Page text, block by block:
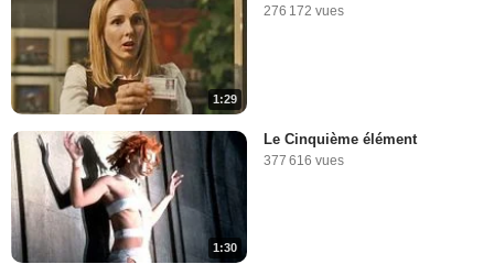
1:29
276 172 vues
1:30
Le Cinquième élément
377 616 vues